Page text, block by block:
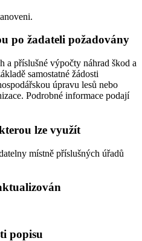
po žadateli požadovány
a příslušné výpočty náhrad škod a
samostatné žádosti
úpravu lesů nebo
Podrobné informace podají
lze využít
místně příslušných úřadů
popisu